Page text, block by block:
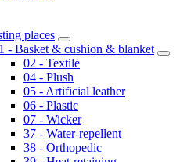
places
- Basket & cushion & blanket
02 - Textile
04 - Plush
05 - Artificial leather
06 - Plastic
07 - Wicker
37 - Water-repellent
38 - Orthopedic